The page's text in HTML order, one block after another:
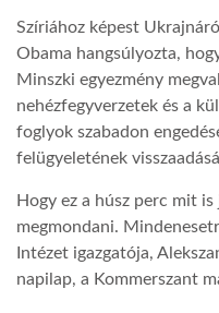
Szíriához képest
Obama hangsúlyozta,
Minszki egyezmény
nehézfegyverzetek és a
foglyok szabadon
felügyeletének
Hogy ez a húsz perc mit
megmondani.
Intézet igazgatója,
napilap, a Kommerszant